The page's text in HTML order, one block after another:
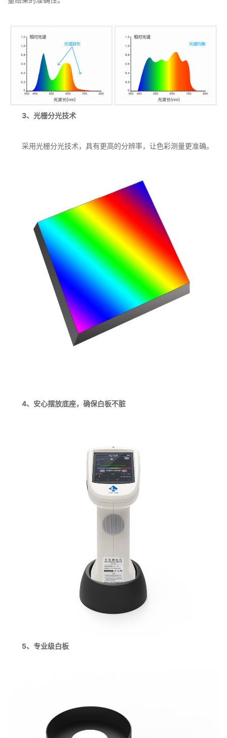
3、光栅分光技术
采用光栅分光技术，具有更高的分辨率，让色彩测量更准确。
4、安心摆放底座，确保白板不脏
5、专业级白板